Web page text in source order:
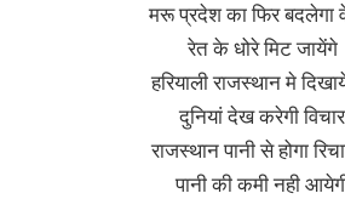
मरू प्रदेश का फिर बदलेगा
रेत के धोरे मिट जायेंगे
हरियाली राजस्थान मे
दुनियां देख करेगी
राजस्थान पानी से होगा
पानी की कमी नही